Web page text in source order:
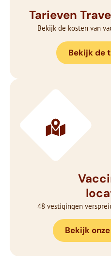
Tarieven
Bekijk de kosten van
Bekijk de
48 vestigingen
Bekijk